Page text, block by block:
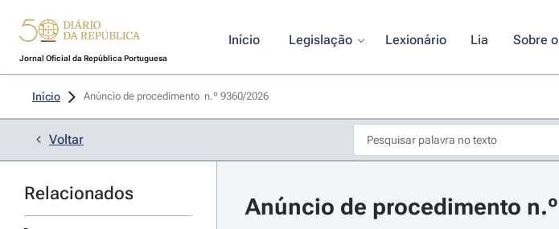
Jornal Oficial da República Portuguesa
Início Legislação Lexionário Lia Sobre
Início Anúncio de procedimento  n.º 9360/2026
Voltar
Relacionados
Anúncio de procedimento